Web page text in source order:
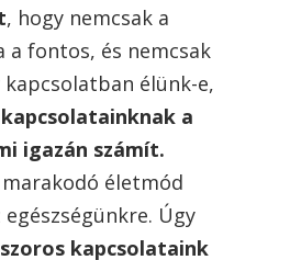
, hogy nemcsak a
a fontos, és nemcsak
élünk-e,
a
igazán számít.
életmód
Úgy
kapcsolataink